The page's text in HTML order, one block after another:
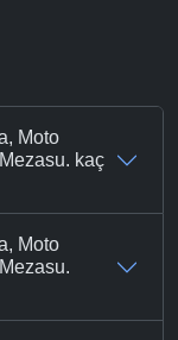
Moto
kaç
Moto